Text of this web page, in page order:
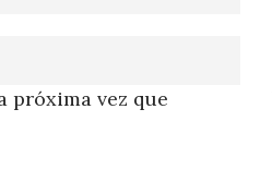
próxima vez que